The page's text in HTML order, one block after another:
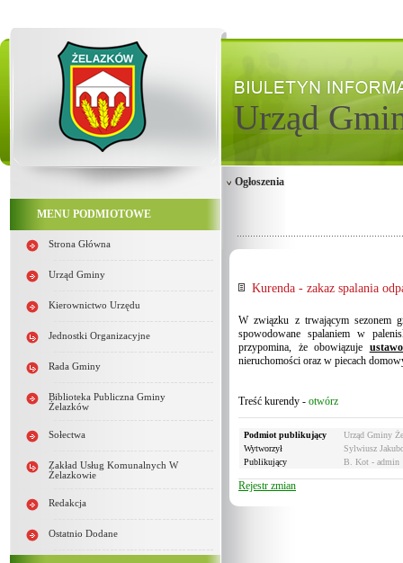
Urząd
MENU PODMIOTOWE
Strona Główna
Urząd Gminy
Kierownictwo Urzędu
Jednostki Organizacyjne
Rada Gminy
Biblioteka Publiczna Gminy
Żelazków
Sołectwa
Zakład Usług Komunalnych W
Żelazkowie
Redakcja
Ostatnio Dodane
Ogłoszenia
Kurenda - zakaz spalania
W związku z trwającym sezonem
spowodowane spalaniem w
przypomina, że obowiązuje
nieruchomości oraz w piecach
Treść kurendy - otwórz
Podmiot publikujący
Urząd Gminy
Wytworzył
Sylwiusz
Publikujący
B. Kot - admin
Rejestr zmian